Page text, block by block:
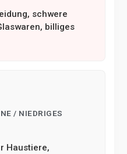
schwere
billiges
/ NIEDRIGES
Haustiere,